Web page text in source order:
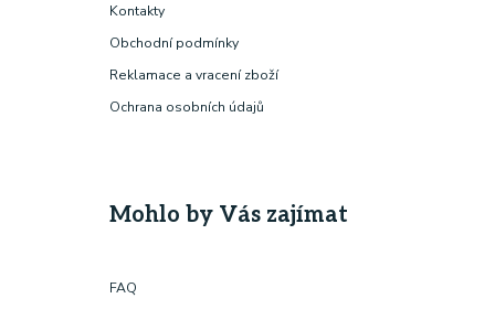
Kontakty
Obchodní podmínky
Reklamace a vracení zboží
Ochrana osobních údajů
Mohlo by Vás zajímat
FAQ